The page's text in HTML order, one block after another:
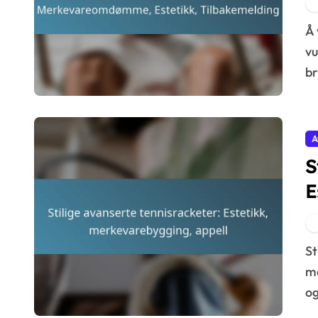
Å velge riktig nybegynner tennisracket innebærer å
Stilige avanserte tennisracketer kombinerer